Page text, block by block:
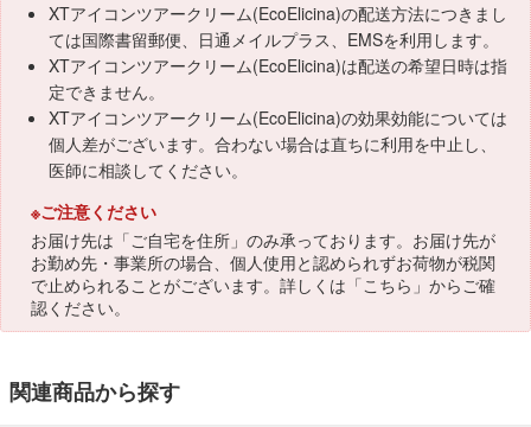
XTアイコンツアークリーム(EcoElicina)の配送方法につきまし
ては国際書留郵便、日通メイルプラス、EMSを利用します。
XTアイコンツアークリーム(EcoElicina)は配送の希望日時は指
定できません。
XTアイコンツアークリーム(EcoElicina)の効果効能については
個人差がございます。合わない場合は直ちに利用を中止し、
医師に相談してください。
※ご注意ください
お届け先は「ご自宅を住所」のみ承っております。お届け先が
お勤め先・事業所の場合、個人使用と認められずお荷物が税関
で止められることがございます。詳しくは「こちら 」からご確
認ください。
関連商品から探す